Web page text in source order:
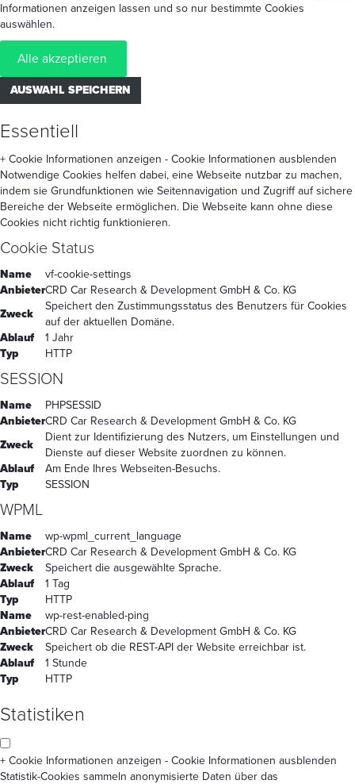
Informationen anzeigen lassen und so nur bestimmte Cookies
auswählen.
Alle akzeptieren
AUSWAHL SPEICHERN
Essentiell
+ Cookie Informationen anzeigen - Cookie Informationen ausblenden
Notwendige Cookies helfen dabei, eine Webseite nutzbar zu machen,
indem sie Grundfunktionen wie Seitennavigation und Zugriff auf sichere
Bereiche der Webseite ermöglichen. Die Webseite kann ohne diese
Cookies nicht richtig funktionieren.
Cookie Status
Name
vf-cookie-settings
AnbieterCRD Car Research & Development GmbH & Co. KG
Zweck
Speichert den Zustimmungsstatus des Benutzers für Cookies
auf der aktuellen Domäne.
Ablauf
1 Jahr
Typ
HTTP
SESSION
Name
PHPSESSID
AnbieterCRD Car Research & Development GmbH & Co. KG
Zweck
Dient zur Identifizierung des Nutzers, um Einstellungen und
Dienste auf dieser Website zuordnen zu können.
Ablauf
Am Ende Ihres Webseiten-Besuchs.
Typ
SESSION
WPML
Name
wp-wpml_current_language
AnbieterCRD Car Research & Development GmbH & Co. KG
Zweck
Speichert die ausgewählte Sprache.
Ablauf
1 Tag
Typ
HTTP
Name
wp-rest-enabled-ping
AnbieterCRD Car Research & Development GmbH & Co. KG
Zweck
Speichert ob die REST-API der Website erreichbar ist.
Ablauf
1 Stunde
Typ
HTTP
Statistiken
+ Cookie Informationen anzeigen - Cookie Informationen ausblenden
Statistik-Cookies sammeln anonymisierte Daten über das